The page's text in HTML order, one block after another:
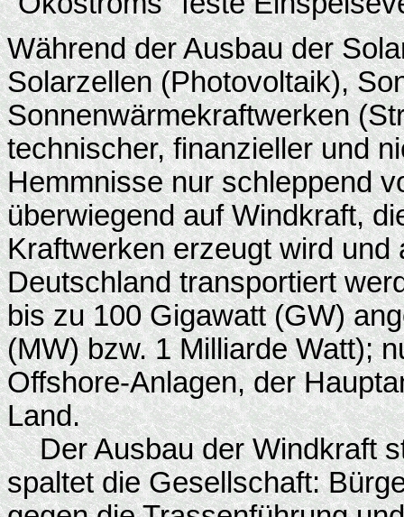
Während der Ausbau der
Solarzellen (Photovoltaik),
Sonnenwärmekraftwerken
technischer, finanzieller und
Hemmnisse nur schleppend
überwiegend auf Windkraft,
Kraftwerken erzeugt wird
Deutschland transportiert
bis zu 100 Gigawatt (GW)
(MW) bzw. 1 Milliarde Watt);
Offshore-Anlagen, der
Land.
Der Ausbau der Windkraft
spaltet die Gesellschaft: